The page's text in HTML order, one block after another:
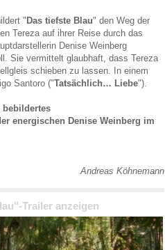
"Das tiefste Blau" den Weg der
Tereza auf ihrer Reise durch das
Denise Weinberg
Sie vermittelt glaubhaft, dass Tereza
schieben zu lassen. In einem
Santoro ("Tatsächlich… Liebe").
bebildertes
energischen Denise Weinberg im
Andreas Köhnemann
Trailer anzeigen